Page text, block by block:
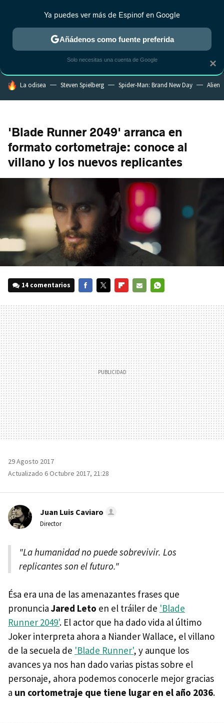
MENÚ NUEVO
ESTRENOS REALITY ANIME RANKINGS CINE
HOY SE HABLA DE
La odisea Steven Spielberg Spider-Man: Brand New Day Alien
'Blade Runner 2049' arranca en
formato cortometraje: conoce al
villano y los nuevos replicantes
14 comentarios
MAIL
29 Agosto 2017
Actualizado 6 Octubre 2017, 21:28
Juan Luis Caviaro
Director
"La humanidad no puede sobrevivir. Los
replicantes son el futuro."
Ésa era una de las amenazantes frases que
pronuncia Jared Leto en el tráiler de 'Blade
Runner 2049'. El actor que ha dado vida al último
Joker interpreta ahora a Niander Wallace, el villano
de la secuela de 'Blade Runner', y aunque los
avances ya nos han dado varias pistas sobre el
personaje, ahora podemos conocerle mejor gracias
a un cortometraje que tiene lugar en el año 2036.
×
Ya puedes ver más de Espinof en Google
Añádenos como fuente preferida
Solo necesitas una cuenta de Google